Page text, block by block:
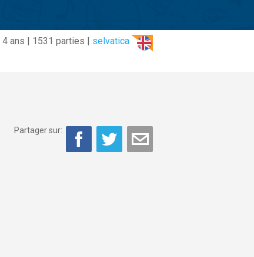
4 ans | 1531 parties | selvatica
Partager sur: